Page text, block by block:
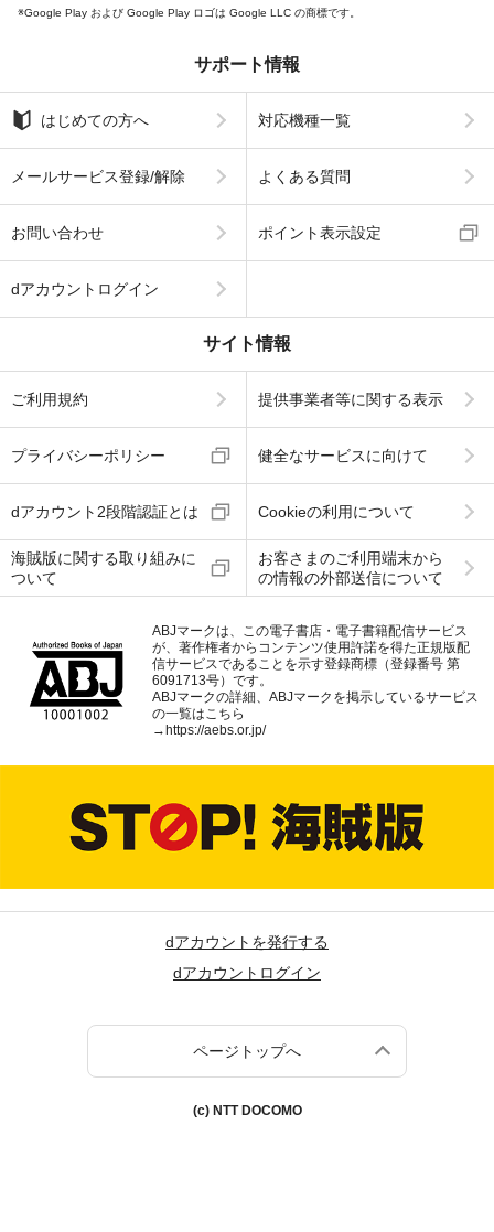
Google Play および Google Play ロゴは Google LLC の商標です。
サポート情報
はじめての方へ 対応機種一覧
メールサービス登録/解除 よくある質問
お問い合わせ ポイント表示設定
dアカウントログイン
サイト情報
ご利用規約 提供事業者等に関する表示
プライバシーポリシー 健全なサービスに向けて
dアカウント2段階認証とは Cookieの利用について
海賊版に関する取り組みに
ついて
お客さまのご利用端末から
の情報の外部送信について
ABJマークは、この電子書店・電子書籍配信サービス
が、著作権者からコンテンツ使用許諾を得た正規版配
信サービスであることを示す登録商標（登録番号 第
6091713号）です。
ABJマークの詳細、ABJマークを掲示しているサービス
の一覧はこちら
→https://aebs.or.jp/
dアカウントを発行する
dアカウントログイン
ページトップへ
(c) NTT DOCOMO